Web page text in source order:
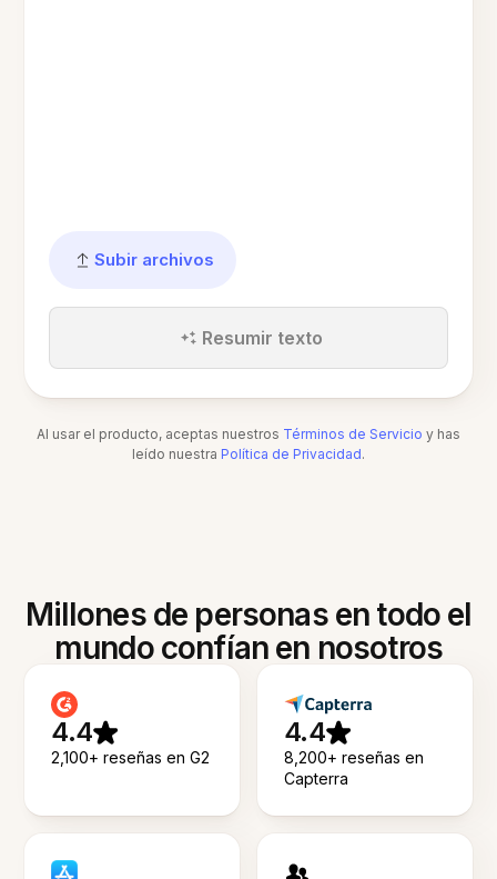
Subir archivos
Resumir texto
Al usar el producto, aceptas nuestros Términos de Servicio y has
leído nuestra Política de Privacidad.
Millones de personas en todo el
mundo confían en nosotros
4.4
2,100+ reseñas en G2
4.4
8,200+ reseñas en
Capterra